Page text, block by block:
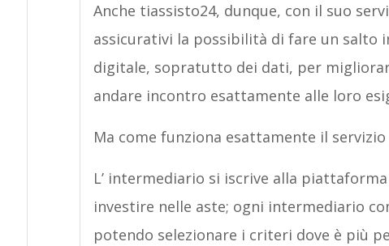
Anche tiassisto24, dunque, con il suo
assicurativi la possibilità di fare un
digitale, sopratutto dei dati, per
andare incontro esattamente alle loro
Ma come funziona esattamente il servizio
L’ intermediario si iscrive alla
investire nelle aste; ogni intermediario
potendo selezionare i criteri dove è più